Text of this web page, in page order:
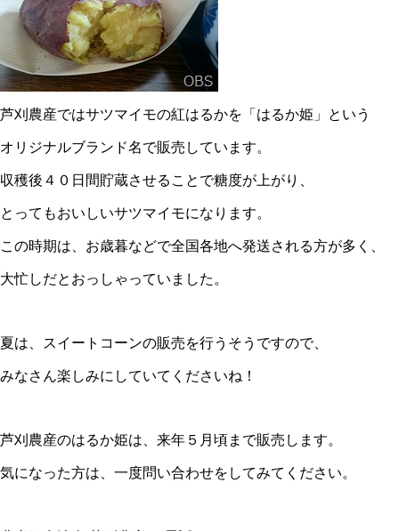
芦刈農産ではサツマイモの紅はるかを「はるか姫」という
オリジナルブランド名で販売しています。
収穫後４０日間貯蔵させることで糖度が上がり、
とってもおいしいサツマイモになります。
この時期は、お歳暮などで全国各地へ発送される方が多く、
大忙しだとおっしゃっていました。
夏は、スイートコーンの販売を行うそうですので、
みなさん楽しみにしていてくださいね！
芦刈農産のはるか姫は、来年５月頃まで販売します。
気になった方は、一度問い合わせをしてみてください。